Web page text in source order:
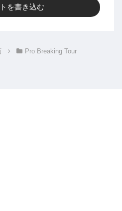
を書き込む
Pro Breaking Tour